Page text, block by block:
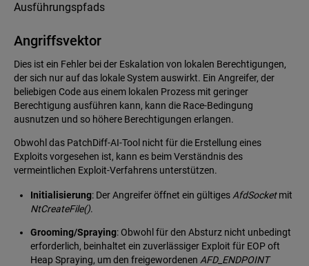
Ausführungspfads
Angriffsvektor
Dies ist ein Fehler bei der Eskalation von lokalen Berechtigungen,
der sich nur auf das lokale System auswirkt. Ein Angreifer, der
beliebigen Code aus einem lokalen Prozess mit geringer
Berechtigung ausführen kann, kann die Race-Bedingung
ausnutzen und so höhere Berechtigungen erlangen.
Obwohl das PatchDiff-AI-Tool nicht für die Erstellung eines
Exploits vorgesehen ist, kann es beim Verständnis des
vermeintlichen Exploit-Verfahrens unterstützen.
Initialisierung: Der Angreifer öffnet ein gültigesAfdSocketmit
NtCreateFile().
Grooming/Spraying: Obwohl für den Absturz nicht unbedingt
erforderlich, beinhaltet ein zuverlässiger Exploit für EOP oft
Heap Spraying, um den freigewordenen AFD_ENDPOINT